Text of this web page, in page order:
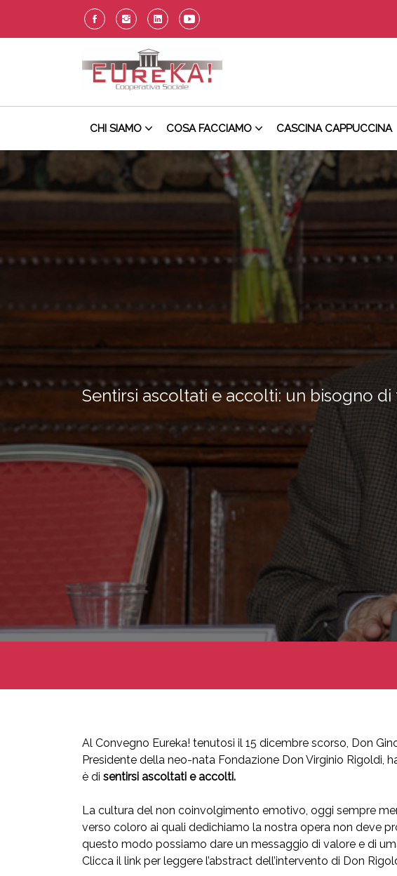
CHI SIAMO COSA FACCIAMO CASCINA CAPPUCCINA
Sentirsi ascoltati e accolti: un bisogno di
Al Convegno Eureka! tenutosi il 15 dicembre scorso, Don
Presidente della neo-nata Fondazione Don Virginio Rigoldi,
è di sentirsi ascoltati e accolti.
La cultura del non coinvolgimento emotivo, oggi sempre
verso coloro ai quali dedichiamo la nostra opera non deve
questo modo possiamo dare un messaggio di valore e di
Clicca il link per leggere l’abstract dell’intervento di Don